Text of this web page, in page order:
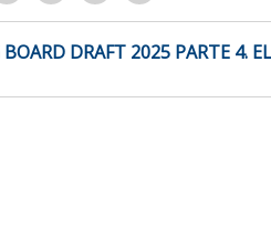
BOARD DRAFT 2025 PARTE 4.